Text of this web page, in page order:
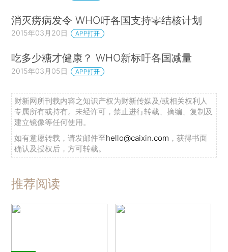
消灭痨病发令 WHO吁各国支持零结核计划
2015年03月20日 APP打开
吃多少糖才健康？ WHO新标吁各国减量
2015年03月05日 APP打开
财新网所刊载内容之知识产权为财新传媒及/或相关权利人
专属所有或持有。未经许可，禁止进行转载、摘编、复制及
建立镜像等任何使用。
如有意愿转载，请发邮件至hello@caixin.com ，获得书面
确认及授权后，方可转载。
推荐阅读